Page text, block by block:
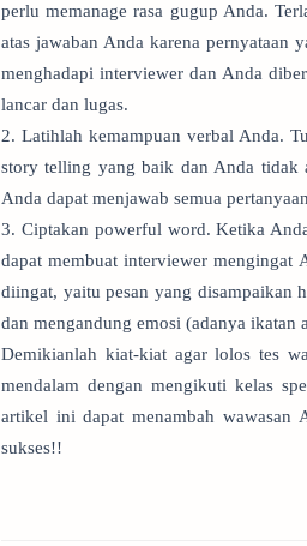
perlu memanage rasa gugup Anda.
atas jawaban Anda karena pernyataan
menghadapi interviewer dan Anda
lancar dan lugas.
2. Latihlah kemampuan verbal Anda.
story telling yang baik dan Anda tidak
Anda dapat menjawab semua
3. Ciptakan powerful word. Ketika
dapat membuat interviewer mengingat
diingat, yaitu pesan yang disampaikan
dan mengandung emosi (adanya ikatan
Demikianlah kiat-kiat agar lolos tes
mendalam dengan mengikuti kelas
artikel ini dapat menambah wawasan
sukses!!